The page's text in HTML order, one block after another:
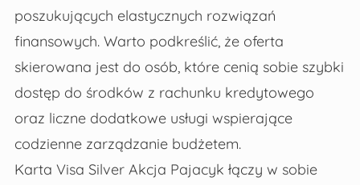
poszukujących elastycznych rozwiązań
finansowych. Warto podkreślić, że oferta
skierowana jest do osób, które cenią sobie szybki
dostęp do środków z rachunku kredytowego
oraz liczne dodatkowe usługi wspierające
codzienne zarządzanie budżetem.
Karta Visa Silver Akcja Pajacyk łączy w sobie